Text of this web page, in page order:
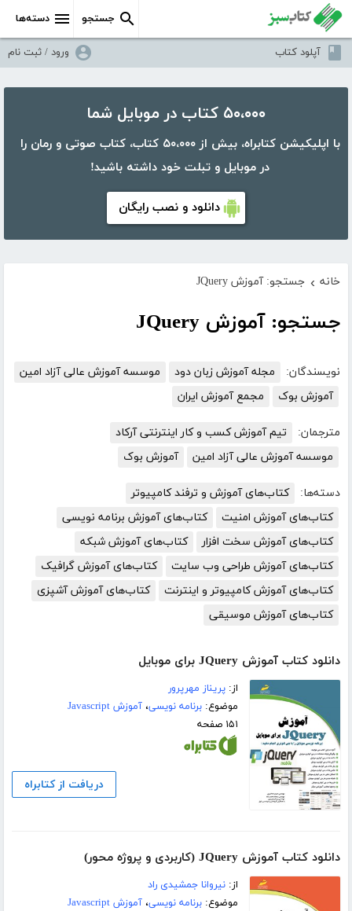
دسته‌ها جستجو
آپلود کتاب ورود / ثبت نام
۵۰،۰۰۰ کتاب در موبایل شما
با اپلیکیشن کتابراه، بیش از ۵۰،۰۰۰ کتاب، کتاب صوتی و رمان را
در موبایل و تبلت خود داشته باشید!
دانلود و نصب رایگان
خانه › جستجو: آموزش JQuery
جستجو: آموزش JQuery
نویسندگان: مجله آموزش زبان دود
موسسه آموزش عالی آزاد امین
آموزش بوک
مجمع آموزش ایران
مترجمان:
تیم آموزش کسب و کار اینترنتی آرکاد
موسسه آموزش عالی آزاد امین
آموزش بوک
دسته‌ها:
کتاب‌های آموزش و ترفند کامپیوتر
کتاب‌های آموزش امنیت
کتاب‌های آموزش برنامه نویسی
کتاب‌های آموزش سخت افزار
کتاب‌های آموزش شبکه
کتاب‌های آموزش طراحی وب سایت
کتاب‌های آموزش گرافیک
کتاب‌های آموزش کامپیوتر و اینترنت
کتاب‌های آموزش آشپزی
کتاب‌های آموزش موسیقی
دانلود کتاب آموزش JQuery برای موبایل
از:پریناز مهرپرور
موضوع:برنامه نویسی،آموزش Javascript
۱۵۱ صفحه
دریافت از کتابراه
دانلود کتاب آموزش JQuery (کاربردی و پروژه محور)
از:نیروانا جمشیدی راد
موضوع:برنامه نویسی،آموزش Javascript